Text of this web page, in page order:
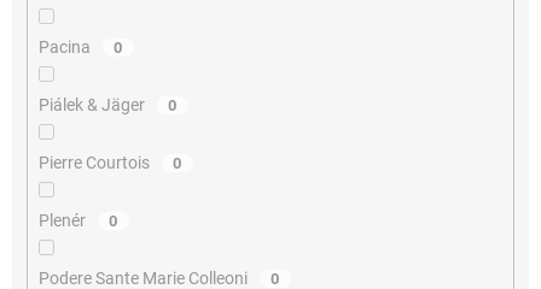
Pacina 0
Piálek & Jäger 0
Pierre Courtois 0
Plenér 0
Podere Sante Marie Colleoni 0